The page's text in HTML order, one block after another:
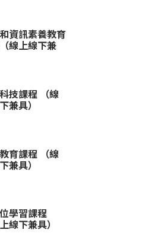
資訊素養教育
線上線下兼
技課程 （線
兼具）
育課程 （線
兼具）
學習課程
上線下兼具）